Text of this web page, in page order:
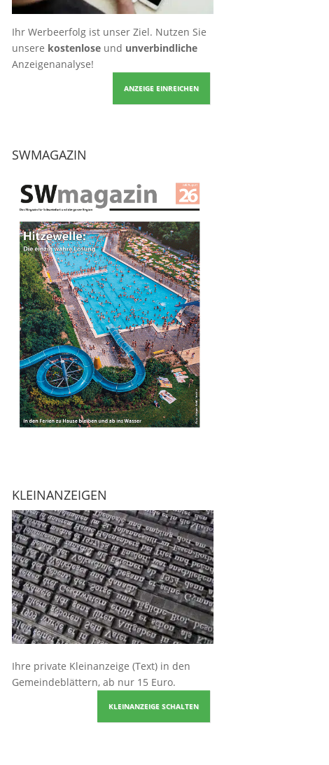
Ihr Werbeerfolg ist unser Ziel. Nutzen Sie
unsere kostenloseund unverbindliche
Anzeigenanalyse!
ANZEIGE EINREICHEN
SWMAGAZIN
KLEINANZEIGEN
Ihre private Kleinanzeige (Text) in den
Gemeindeblättern, ab nur 15 Euro.
KLEINANZEIGE SCHALTEN